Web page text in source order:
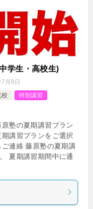
学生・高校生)
月8日
校
特別講習
塾の夏期講習プラン
講習プランをご選択
連絡 藤原塾の夏期講
夏期講習期間中に通